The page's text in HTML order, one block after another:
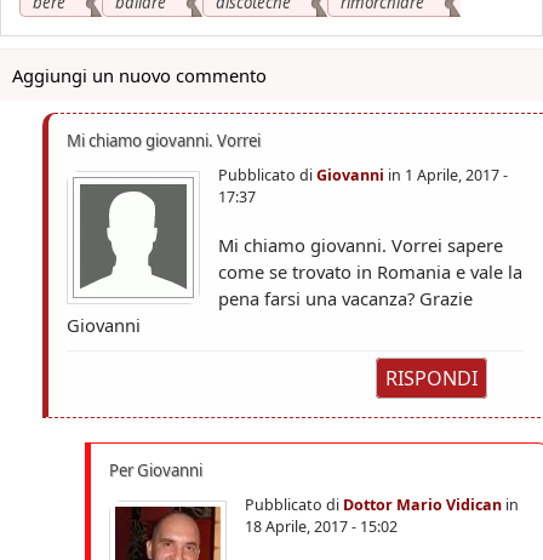
Aggiungi un nuovo commento
Mi chiamo giovanni. Vorrei
Pubblicato diGiovanni in 1 Aprile, 2017 -
17:37
Mi chiamo giovanni. Vorrei sapere
come se trovato in Romania e vale la
pena farsi una vacanza? Grazie
Giovanni
RISPONDI
Per Giovanni
Pubblicato di Dottor Mario Vidican in
18 Aprile, 2017 - 15:02